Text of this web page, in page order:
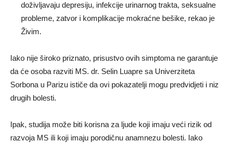
doživljavaju depresiju, infekcije urinarnog trakta, seksualne
probleme, zatvor i komplikacije mokraćne bešike, rekao je
Živim.
Iako nije široko priznato, prisustvo ovih simptoma ne garantuje
da će osoba razviti MS. dr. Selin Luapre sa Univerziteta
Sorbona u Parizu ističe da ovi pokazatelji mogu predvidjeti i niz
drugih bolesti.
Ipak, studija može biti korisna za ljude koji imaju veći rizik od
razvoja MS ili koji imaju porodičnu anamnezu bolesti. Iako